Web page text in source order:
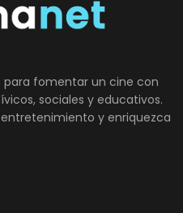
para fomentar un cine con
sociales y educativos.
y enriquezca